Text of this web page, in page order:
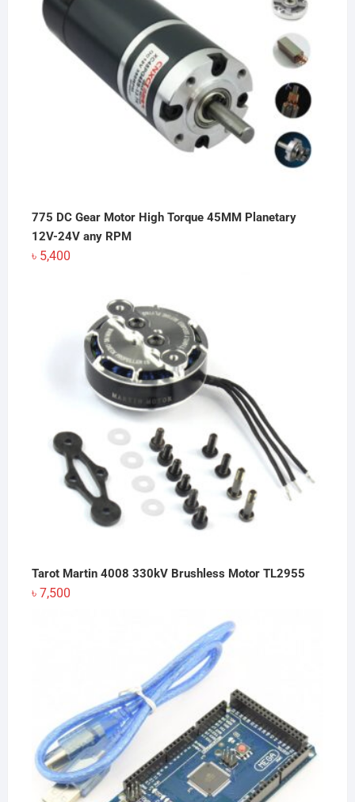
775 DC Gear Motor High Torque 45MM Planetary
12V-24V any RPM
৳ 5,400
Tarot Martin 4008 330kV Brushless Motor TL2955
৳ 7,500